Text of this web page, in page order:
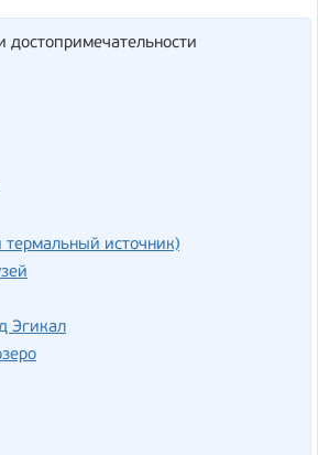
достопримечательности
термальный источник)
Эгикал